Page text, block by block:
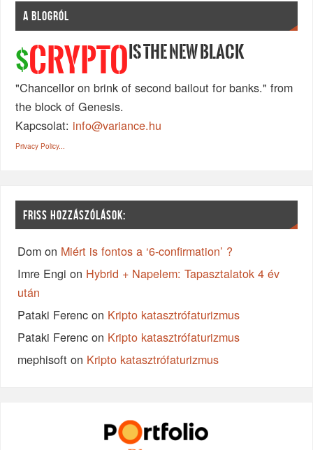
A BLOGRÓL
$CRYPTO IS THE NEW BLACK
"Chancellor on brink of second bailout for banks." from
the block of Genesis.
Kapcsolat: info@variance.hu
Privacy Policy...
FRISS HOZZÁSZÓLÁSOK:
Dom on Miért is fontos a ‘6-confirmation’ ?
Imre Engi on Hybrid + Napelem: Tapasztalatok 4 év
után
Pataki Ferenc on Kripto katasztrófaturizmus
Pataki Ferenc on Kripto katasztrófaturizmus
mephisoft on Kripto katasztrófaturizmus